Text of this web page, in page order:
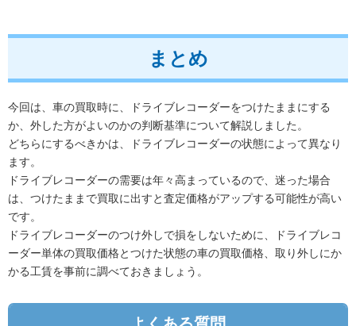
まとめ
今回は、車の買取時に、ドライブレコーダーをつけたままにする
か、外した方がよいのかの判断基準について解説しました。
どちらにするべきかは、ドライブレコーダーの状態によって異なり
ます。
ドライブレコーダーの需要は年々高まっているので、迷った場合
は、つけたままで買取に出すと査定価格がアップする可能性が高い
です。
ドライブレコーダーのつけ外しで損をしないために、ドライブレコ
ーダー単体の買取価格とつけた状態の車の買取価格、取り外しにか
かる工賃を事前に調べておきましょう。